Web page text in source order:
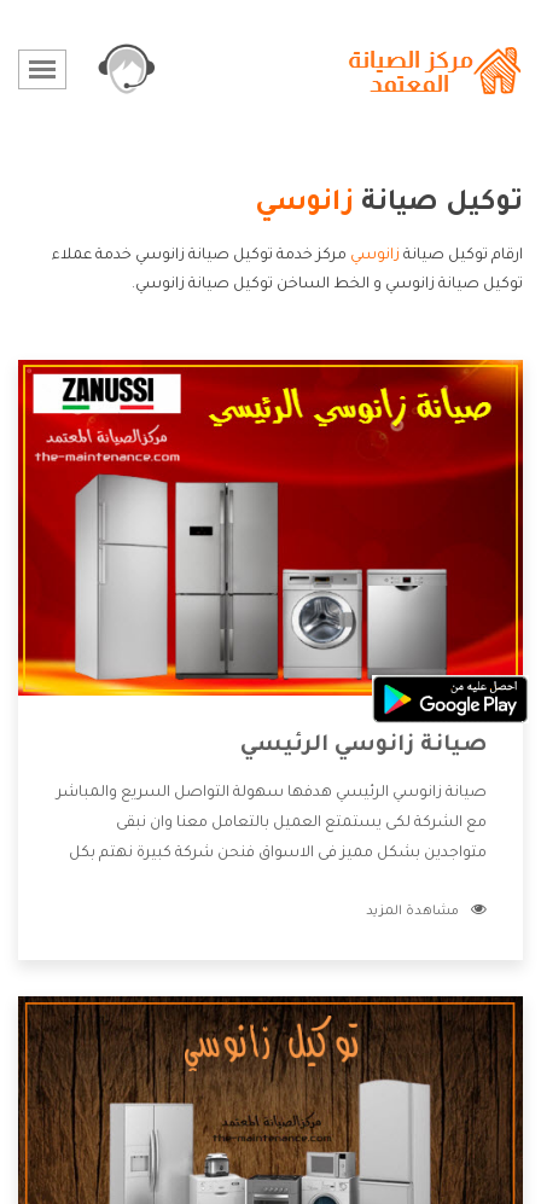
توكيل صيانة زانوسي
ارقام توكيل صيانة زانوسي مركز خدمة توكيل صيانة زانوسي خدمة عملاء
توكيل صيانة زانوسي و الخط الساخن توكيل صيانة زانوسي.
صيانة زانوسي الرئيسي
صيانة زانوسي الرئيسي هدفها سهولة التواصل السريع والمباشر
مع الشركة لكى يستمتع العميل بالتعامل معنا وان نبقى
متواجدين بشكل مميز فى الاسواق فنحن شركة كبيرة نهتم بكل
الشركة بها والتى تكون منها خدمة الصيانة التى تكون من أهم
وأقوى الأسعار التى تكون مناسبة لكثير من العملاء
مشاهدة المزيد